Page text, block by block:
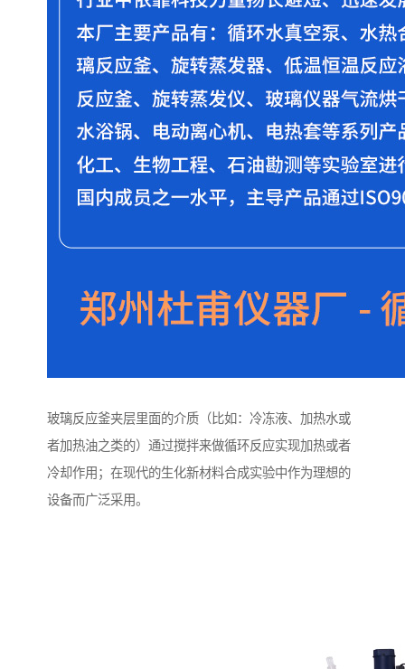
玻璃反应釜夹层里面的介质（比如：冷冻液、加热水或
者加热油之类的）通过搅拌来做循环反应实现加热或者
冷却作用；在现代的生化新材料合成实验中作为理想的
设备而广泛采用。